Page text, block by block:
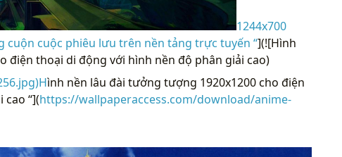
1244x700
cuộn cuộc phiêu lưu trên nền tảng trực tuyến “](![Hình
điện thoại di động với hình nền độ phân giải cao)
ình nền lâu đài tưởng tượng 1920x1200 cho điện
“](https://wallpaperaccess.com/download/anime-